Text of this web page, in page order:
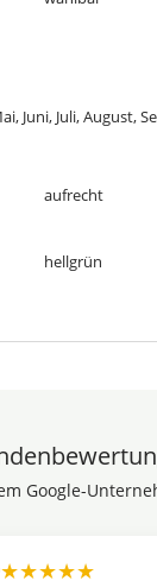
Juni, Juli, August,
aufrecht
hellgrün
Google-
★★★★★